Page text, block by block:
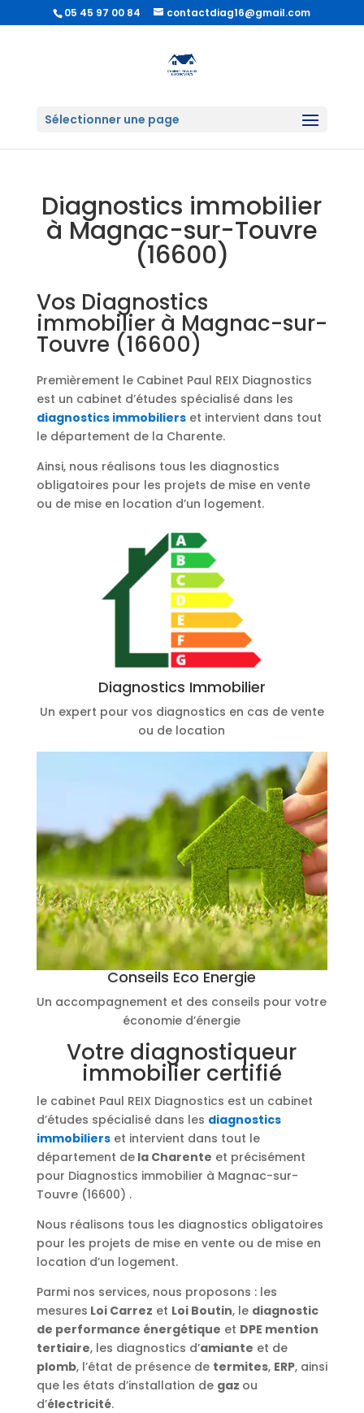
05 45 97 00 84 contactdiag16@gmail.com
Sélectionner une page
Diagnostics immobilier
à Magnac-sur-Touvre
(16600)
Vos Diagnostics
immobilier à Magnac-sur-
Touvre (16600)
Premièrement le Cabinet Paul REIX Diagnostics
est un cabinet d’études spécialisé dans les
diagnostics immobilierset intervient dans tout
le département de la Charente.
Ainsi, nous réalisons tous les diagnostics
obligatoires pour les projets de mise en vente
ou de mise en location d’un logement.
Diagnostics Immobilier
Un expert pour vos diagnostics en cas de vente
ou de location
Conseils Eco Energie
Un accompagnement et des conseils pour votre
économie d’énergie
Votre diagnostiqueur
immobilier certifié
le cabinet Paul REIX Diagnostics est un cabinet
d’études spécialisé dans les diagnostics
immobilierset intervient dans tout le
département dela Charente et précisément
pour Diagnostics immobilier à Magnac-sur-
Touvre (16600) .
Nous réalisons tous les diagnostics obligatoires
pour les projets de mise en vente ou de mise en
location d’un logement.
Parmi nos services, nous proposons : les
mesures Loi Carrez et Loi Boutin, le diagnostic
de performance énergétique et DPE mention
tertiaire, les diagnostics d’amiante et de
plomb, l’état de présence de termites, ERP, ainsi
que les états d’installation de gaz ou
d’électricité.